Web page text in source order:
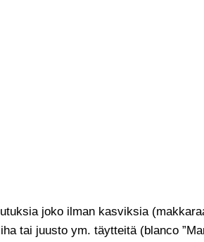
joko ilman kasviksia
tai juusto ym. täytteitä (blanco